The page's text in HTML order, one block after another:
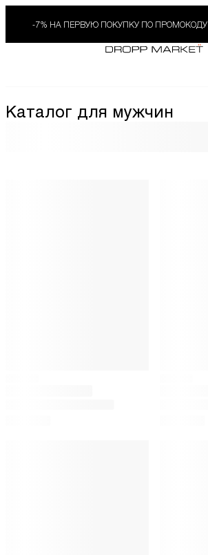
-7% НА ПЕРВУЮ ПОКУПКУ ПО ПРОМОКОДУ
Каталог для мужчин